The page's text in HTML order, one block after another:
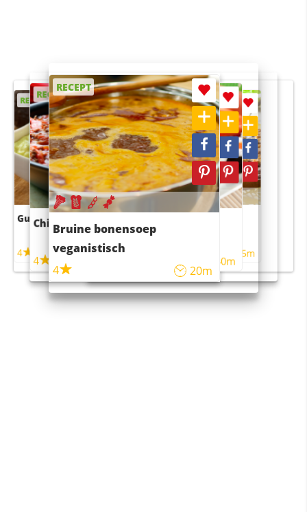
RECEPT
Guacamole
4
RECEPT
Chili con carne
4 45m
RECEPT
Bruine bonensoep
veganistisch
4
20m
RECEPT
Sushi rijstsalade
maaltijdsalade
40m
RECEPT
4 55m